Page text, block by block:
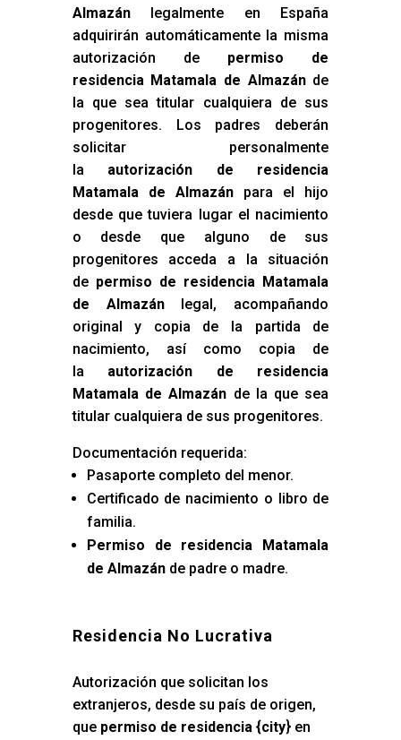
Almazánlegalmente en España
adquirirán automáticamente la misma
autorización de permiso de
residencia Matamala de Almazánde
la que sea titular cualquiera de sus
progenitores. Los padres deberán
solicitar personalmente
la autorización de residencia
Matamala de Almazánpara el hijo
desde que tuviera lugar el nacimiento
o desde que alguno de sus
progenitores acceda a la situación
de permiso de residencia Matamala
de Almazánlegal, acompañando
original y copia de la partida de
nacimiento, así como copia de
la autorización de residencia
Matamala de Almazán de la que sea
titular cualquiera de sus progenitores.
Documentación requerida:
Pasaporte completo del menor.
Certificado de nacimiento o libro de
familia.
Permiso de residencia Matamala
de Almazánde padre o madre.
Residencia No Lucrativa
Autorización que solicitan los
extranjeros, desde su país de origen,
que permiso de residencia {city} en